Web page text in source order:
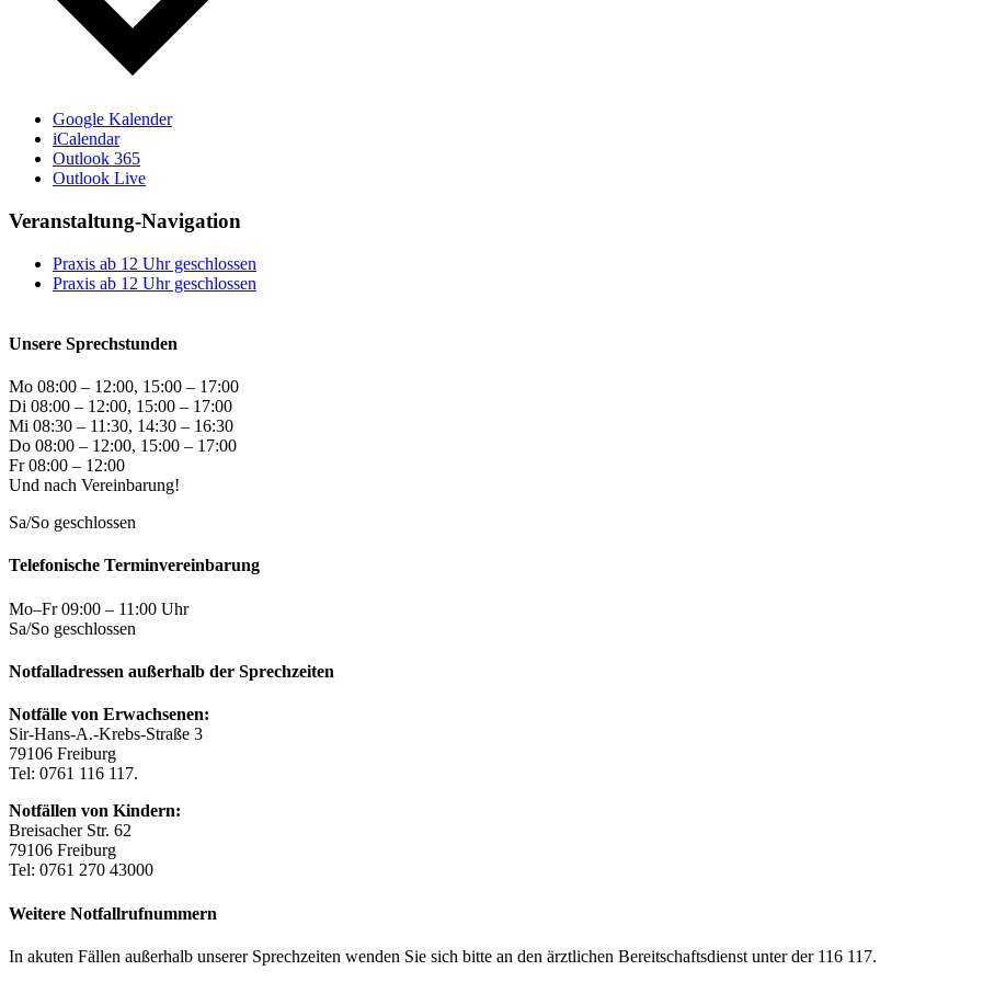
Google Kalender
iCalendar
Outlook 365
Outlook Live
Veranstaltung-Navigation
Praxis ab 12 Uhr geschlossen
Praxis ab 12 Uhr geschlossen
Unsere Sprechstunden
Mo 08:00 – 12:00, 15:00 – 17:00
Di 08:00 – 12:00, 15:00 – 17:00
Mi 08:30 – 11:30, 14:30 – 16:30
Do 08:00 – 12:00, 15:00 – 17:00
Fr 08:00 – 12:00
Und nach Vereinbarung!
Sa/So geschlossen
Telefonische Terminvereinbarung
Mo–Fr 09:00 – 11:00 Uhr
Sa/So geschlossen
Notfalladressen außerhalb der Sprechzeiten
Notfälle von Erwachsenen:
Sir-Hans-A.-Krebs-Straße 3
79106 Freiburg
Tel: 0761 116 117.
Notfällen von Kindern:
Breisacher Str. 62
79106 Freiburg
Tel: 0761 270 43000
Weitere Notfallrufnummern
In akuten Fällen außerhalb unserer Sprechzeiten wenden Sie sich bitte an den ärztlichen Bereitschaftsdienst unter der 116 117.